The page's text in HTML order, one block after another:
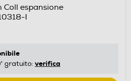
Coll espansione
I
gratuito: verifica